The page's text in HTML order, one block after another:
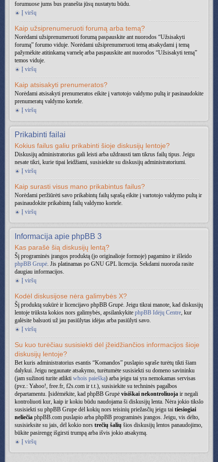
forumuose jums bus pranešta jūsų nustatytu būdu.
Į viršų
Kaip užsiprenumeruoti forumą arba temą?
Norėdami užsiprenumeruoti forumą paspauskite ant nuorodos “Užsisakyti
forumą” forumo viduje. Norėdami užsiprenumeruoti temą atsakydami į temą
pažymėkite atitinkamą varnelę arba paspauskite ant nuorodos “Užsisakyti temą”
temos viduje.
Į viršų
Kaip atsisakyti prenumeratos?
Norėdami atsisakyti prenumeratos eikite į vartotojo valdymo pultą ir pasinaudokite
prenumeratų valdymo kortele.
Į viršų
Prikabinti failai
Kokius failus galiu prikabinti šioje diskusijų lentoje?
Diskusijų administratorius gali leisti arba uždrausti tam tikrus failų tipus. Jeigu
nesate tikri, kurie tipai leidžiami, susisiekite su diskusijų administratoriumi.
Į viršų
Kaip surasti visus mano prikabintus failus?
Norėdami peržiūrėti savo prikabintų failų sąrašą eikite į vartotojo valdymo pultą ir
pasinaudokite prikabintų failų valdymo kortele.
Į viršų
Informacija apie phpBB 3
Kas parašė šią diskusijų lentą?
Šį programinės įrangos produktą (jo originalioje formoje) pagamino ir išleido
phpBB Grupė. Jis platinamas po GNU GPL licencija. Sekdami nuoroda rasite
daugiau informacijos.
Į viršų
Kodėl diskusijose nėra galimybės X?
Šį produktą sukūrė ir licencijavo phpBB Grupė. Jeigu tikrai manote, kad diskusijų
lentoje trūksta kokios nors galimybės, apsilankykite phpBB Idėjų Centre, kur
galėsite balsuoti už jau pasiūlytas idėjas arba pasiūlyti savo.
Į viršų
Su kuo turėčiau susisiekti dėl įžeidžiančios informacijos šioje
diskusijų lentoje?
Bet kuris administratorius esantis “Komandos” puslapio sąraše turėtų tikti šiam
dalykui. Jeigu negaunate atsakymo, turėtumėte susisiekti su domeno savininku
(jam sužinoti turite atlikti whois paiešką) arba jeigu tai yra nemokamas servisas
(pvz.: Yahoo!, free.fr, f2s.com ir t.t.), susisiekite su techninės pagalbos
departamentu. Įsidėmėkite, kad phpBB Grupė visiškai nekontroliuoja ir negali
kontroliuoti kur, kaip ir kokiu būdu naudojama ši diskusijų lenta. Nėra jokio tikslo
susisiekti su phpBB Grupe dėl kokių nors teisinių priežasčių jeigu tai tiesiogiai
neliečia phpBB.com puslapio arba phpBB programinės įrangos. Jeigu, vis dėlto,
susisieksite su jais, dėl kokio nors trečių šalių šios diskusijų lentos panaudojimo,
būkite pasirengę išgirsti trumpą arba išvis jokio atsakymą.
Į viršų